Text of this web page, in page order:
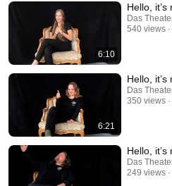
6:10
Hello,
Das
540 views
6:21
Hello,
Das
350 views
Hello,
Das
249 views